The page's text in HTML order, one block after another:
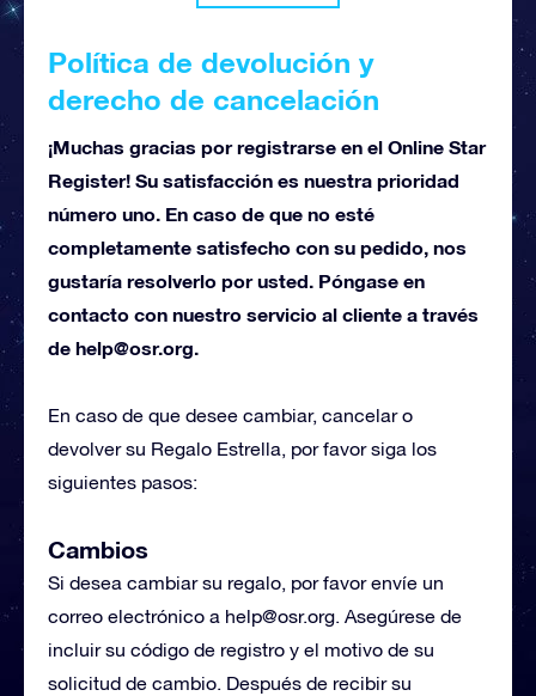
Política de devolución y
derecho de cancelación
¡Muchas gracias por registrarse en el Online Star
Register! Su satisfacción es nuestra prioridad
número uno. En caso de que no esté
completamente satisfecho con su pedido, nos
gustaría resolverlo por usted. Póngase en
contacto con nuestro servicio al cliente a través
de help@osr.org.
En caso de que desee cambiar, cancelar o
devolver su Regalo Estrella, por favor siga los
siguientes pasos:
Cambios
Si desea cambiar su regalo, por favor envíe un
correo electrónico a help@osr.org. Asegúrese de
incluir su código de registro y el motivo de su
solicitud de cambio. Después de recibir su